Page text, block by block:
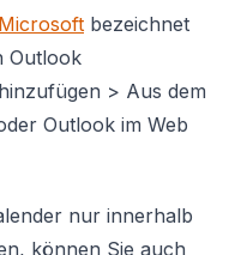
Microsoft bezeichnet
Outlook
> Aus dem
Outlook im Web
nur innerhalb
können Sie auch